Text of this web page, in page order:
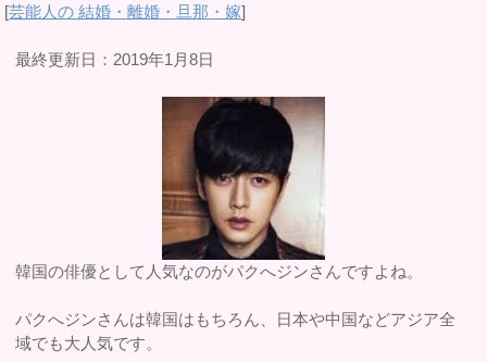
[芸能人の 結婚・離婚・旦那・嫁]
最終更新日：2019年1月8日
韓国の俳優として人気なのがパクへジンさんですよね。
パクへジンさんは韓国はもちろん、日本や中国などアジア全
域でも大人気です。